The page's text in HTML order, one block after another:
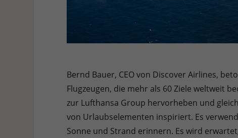
Bernd Bauer, CEO von Discover Airlines,
Flugzeugen, die mehr als 60 Ziele weltweit
zur Lufthansa Group hervorheben und
von Urlaubselementen inspiriert. Es
Sonne und Strand erinnern. Es wird